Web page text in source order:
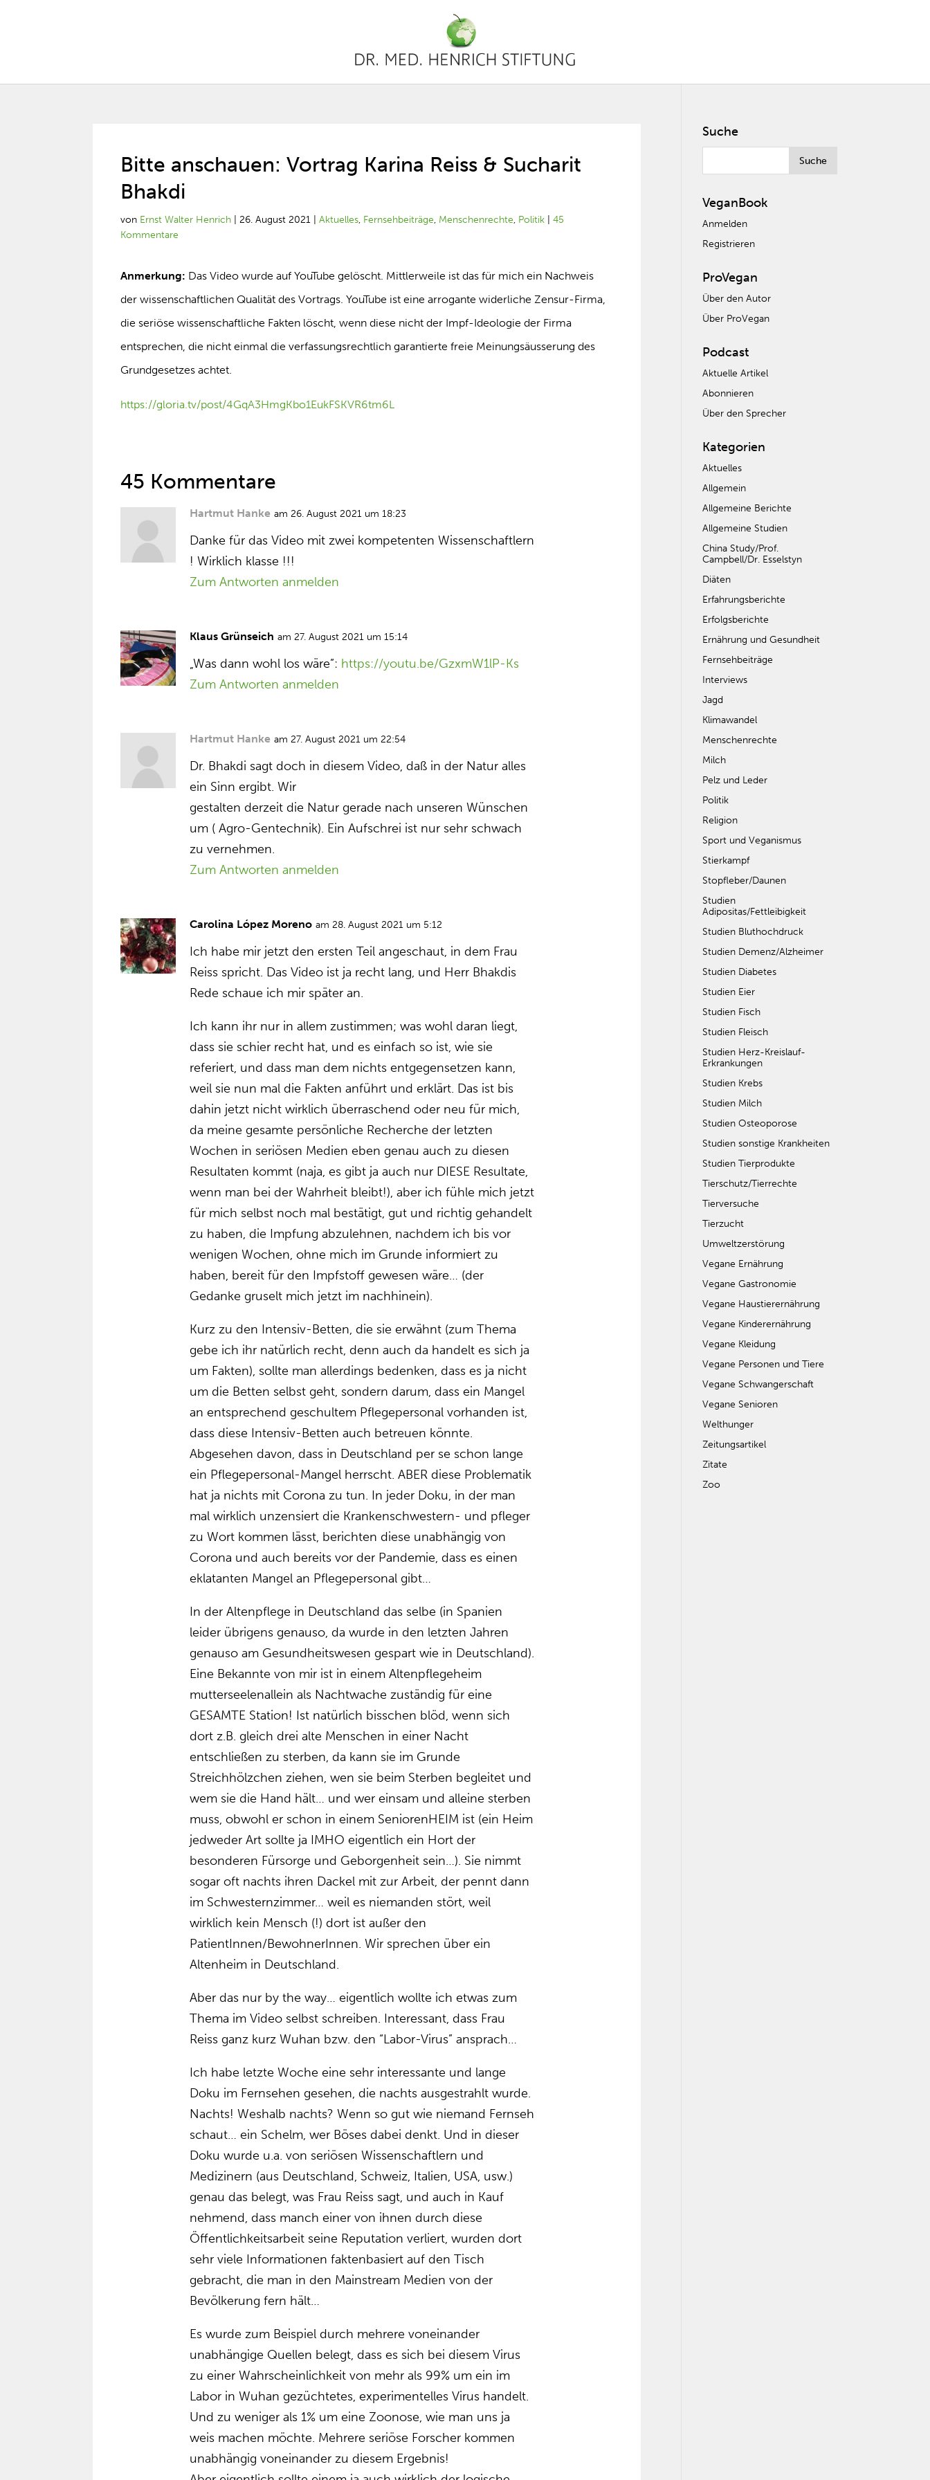
Bitte anschauen: Vortrag Karina Reiss & Sucharit
Bhakdi
von Ernst Walter Henrich |26. August 2021 |Aktuelles, Fernsehbeiträge, Menschenrechte, Politik |45
Kommentare
Anmerkung: Das Video wurde auf YouTube gelöscht. Mittlerweile ist das für mich ein Nachweis
der wissenschaftlichen Qualität des Vortrags. YouTube ist eine arrogante widerliche Zensur-Firma,
die seriöse wissenschaftliche Fakten löscht, wenn diese nicht der Impf-Ideologie der Firma
entsprechen, die nicht einmal die verfassungsrechtlich garantierte freie Meinungsäusserung des
Grundgesetzes achtet.
https://gloria.tv/post/4GqA3HmgKbo1EukFSKVR6tm6L
45 Kommentare
Hartmut Hanke am 26. August 2021 um 18:23
Danke für das Video mit zwei kompetenten Wissenschaftlern
! Wirklich klasse !!!
Zum Antworten anmelden
Klaus Grünseich am 27. August 2021 um 15:14
„Was dann wohl los wäre”: https://youtu.be/GzxmW1lP-Ks
Zum Antworten anmelden
Hartmut Hanke am 27. August 2021 um 22:54
Dr. Bhakdi sagt doch in diesem Video, daß in der Natur alles
ein Sinn ergibt. Wir
gestalten derzeit die Natur gerade nach unseren Wünschen
um ( Agro-Gentechnik). Ein Aufschrei ist nur sehr schwach
zu vernehmen.
Zum Antworten anmelden
Carolina López Moreno am 28. August 2021 um 5:12
Ich habe mir jetzt den ersten Teil angeschaut, in dem Frau
Reiss spricht. Das Video ist ja recht lang, und Herr Bhakdis
Rede schaue ich mir später an.
Ich kann ihr nur in allem zustimmen; was wohl daran liegt,
dass sie schier recht hat, und es einfach so ist, wie sie
referiert, und dass man dem nichts entgegensetzen kann,
weil sie nun mal die Fakten anführt und erklärt. Das ist bis
dahin jetzt nicht wirklich überraschend oder neu für mich,
da meine gesamte persönliche Recherche der letzten
Wochen in seriösen Medien eben genau auch zu diesen
Resultaten kommt (naja, es gibt ja auch nur DIESE Resultate,
wenn man bei der Wahrheit bleibt!), aber ich fühle mich jetzt
für mich selbst noch mal bestätigt, gut und richtig gehandelt
zu haben, die Impfung abzulehnen, nachdem ich bis vor
wenigen Wochen, ohne mich im Grunde informiert zu
haben, bereit für den Impfstoff gewesen wäre… (der
Gedanke gruselt mich jetzt im nachhinein).
Kurz zu den Intensiv-Betten, die sie erwähnt (zum Thema
gebe ich ihr natürlich recht, denn auch da handelt es sich ja
um Fakten), sollte man allerdings bedenken, dass es ja nicht
um die Betten selbst geht, sondern darum, dass ein Mangel
an entsprechend geschultem Pflegepersonal vorhanden ist,
dass diese Intensiv-Betten auch betreuen könnte.
Abgesehen davon, dass in Deutschland per se schon lange
ein Pflegepersonal-Mangel herrscht. ABER diese Problematik
hat ja nichts mit Corona zu tun. In jeder Doku, in der man
mal wirklich unzensiert die Krankenschwestern- und pfleger
zu Wort kommen lässt, berichten diese unabhängig von
Corona und auch bereits vor der Pandemie, dass es einen
eklatanten Mangel an Pflegepersonal gibt…
In der Altenpflege in Deutschland das selbe (in Spanien
leider übrigens genauso, da wurde in den letzten Jahren
genauso am Gesundheitswesen gespart wie in Deutschland).
Eine Bekannte von mir ist in einem Altenpflegeheim
mutterseelenallein als Nachtwache zuständig für eine
GESAMTE Station! Ist natürlich bisschen blöd, wenn sich
dort z.B. gleich drei alte Menschen in einer Nacht
entschließen zu sterben, da kann sie im Grunde
Streichhölzchen ziehen, wen sie beim Sterben begleitet und
wem sie die Hand hält… und wer einsam und alleine sterben
muss, obwohl er schon in einem SeniorenHEIM ist (ein Heim
jedweder Art sollte ja IMHO eigentlich ein Hort der
besonderen Fürsorge und Geborgenheit sein…). Sie nimmt
sogar oft nachts ihren Dackel mit zur Arbeit, der pennt dann
im Schwesternzimmer… weil es niemanden stört, weil
wirklich kein Mensch (!) dort ist außer den
PatientInnen/BewohnerInnen. Wir sprechen über ein
Altenheim in Deutschland.
Aber das nur by the way… eigentlich wollte ich etwas zum
Thema im Video selbst schreiben. Interessant, dass Frau
Reiss ganz kurz Wuhan bzw. den “Labor-Virus” ansprach…
Ich habe letzte Woche eine sehr interessante und lange
Doku im Fernsehen gesehen, die nachts ausgestrahlt wurde.
Nachts! Weshalb nachts? Wenn so gut wie niemand Fernseh
schaut… ein Schelm, wer Böses dabei denkt. Und in dieser
Doku wurde u.a. von seriösen Wissenschaftlern und
Medizinern (aus Deutschland, Schweiz, Italien, USA, usw.)
genau das belegt, was Frau Reiss sagt, und auch in Kauf
nehmend, dass manch einer von ihnen durch diese
Öffentlichkeitsarbeit seine Reputation verliert, wurden dort
sehr viele Informationen faktenbasiert auf den Tisch
gebracht, die man in den Mainstream Medien von der
Bevölkerung fern hält…
Es wurde zum Beispiel durch mehrere voneinander
unabhängige Quellen belegt, dass es sich bei diesem Virus
zu einer Wahrscheinlichkeit von mehr als 99% um ein im
Labor in Wuhan gezüchtetes, experimentelles Virus handelt.
Und zu weniger als 1% um eine Zoonose, wie man uns ja
weis machen möchte. Mehrere seriöse Forscher kommen
unabhängig voneinander zu diesem Ergebnis!
Suche
VeganBook
Anmelden
Registrieren
ProVegan
Über den Autor
Über ProVegan
Podcast
Aktuelle Artikel
Abonnieren
Über den Sprecher
Kategorien
Aktuelles
Allgemein
Allgemeine Berichte
Allgemeine Studien
China Study/Prof.
Campbell/Dr. Esselstyn
Diäten
Erfahrungsberichte
Erfolgsberichte
Ernährung und Gesundheit
Fernsehbeiträge
Interviews
Jagd
Klimawandel
Menschenrechte
Milch
Pelz und Leder
Politik
Religion
Sport und Veganismus
Stierkampf
Stopfleber/Daunen
Studien
Adipositas/Fettleibigkeit
Studien Bluthochdruck
Studien Demenz/Alzheimer
Studien Diabetes
Studien Eier
Studien Fisch
Studien Fleisch
Studien Herz-Kreislauf-
Erkrankungen
Studien Krebs
Studien Milch
Studien Osteoporose
Studien sonstige Krankheiten
Studien Tierprodukte
Tierschutz/Tierrechte
Tierversuche
Tierzucht
Umweltzerstörung
Vegane Ernährung
Vegane Gastronomie
Vegane Haustierernährung
Vegane Kinderernährung
Vegane Kleidung
Vegane Personen und Tiere
Vegane Schwangerschaft
Vegane Senioren
Welthunger
Zeitungsartikel
Zitate
Zoo